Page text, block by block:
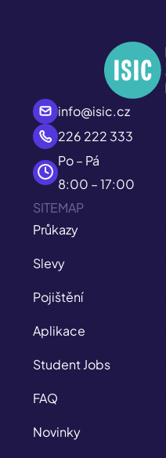
info@isic.cz
226 222 333
Po – Pá
8:00 – 17:00
SITEMAP
Průkazy
Slevy
Pojištění
Aplikace
Student Jobs
FAQ
Novinky